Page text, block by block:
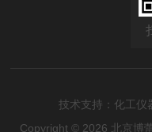
技术支持： 化工仪
Copyright © 2026 北京博